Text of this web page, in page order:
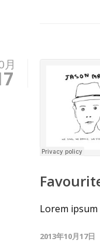
月
Lorem
2013年10月17日